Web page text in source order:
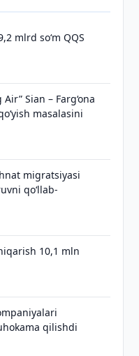
mlrd so‘m QQS
Sian – Farg‘ona
masalasini
migratsiyasi
qo‘llab-
10,1 mln
qilishdi